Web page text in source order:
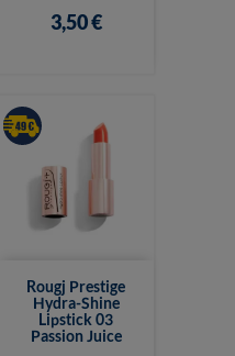
3,50 €
Rougj Prestige
Hydra-Shine
Lipstick 03
Passion Juice